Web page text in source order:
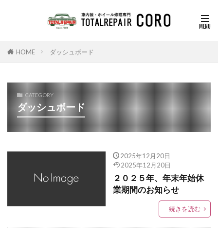
HOME ダッシュボード
CATEGORY
ダッシュボード
2025年12月20日
2025年12月20日
２０２５年、年末年始休
業期間のお知らせ
続きを読む